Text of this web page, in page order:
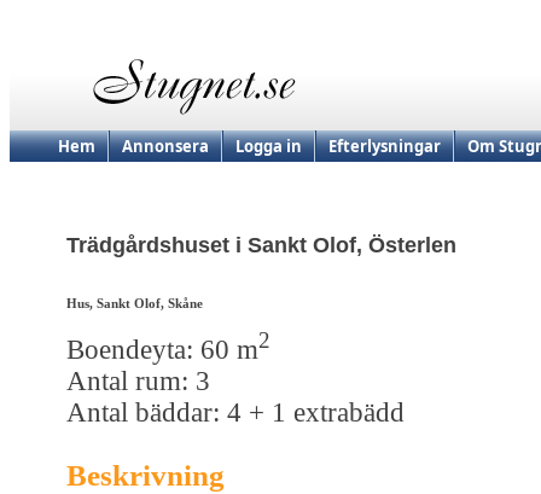
Hem Annonsera Logga in Efterlysningar Om
Trädgårdshuset i Sankt Olof, Österlen
Hus, Sankt Olof, Skåne
Boendeyta: 60 m2
Antal rum: 3
Antal bäddar: 4 + 1 extrabädd
Beskrivning